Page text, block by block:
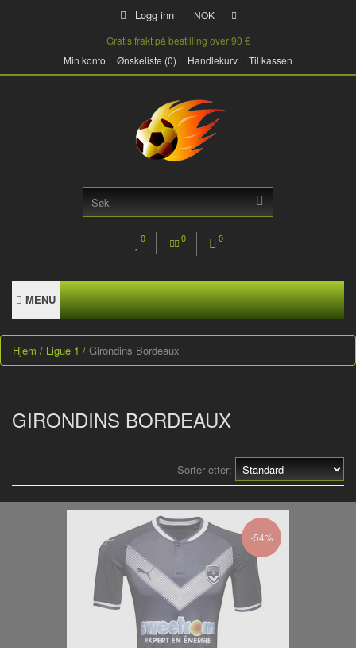
Logg inn
NOK
Gratis frakt på bestilling over 90 €
Min konto
Ønskeliste (0) Handlekurv Til kassen
0 0 0
MENU
Hjem Ligue 1 Girondins Bordeaux
GIRONDINS BORDEAUX
Sorter etter:
-54%